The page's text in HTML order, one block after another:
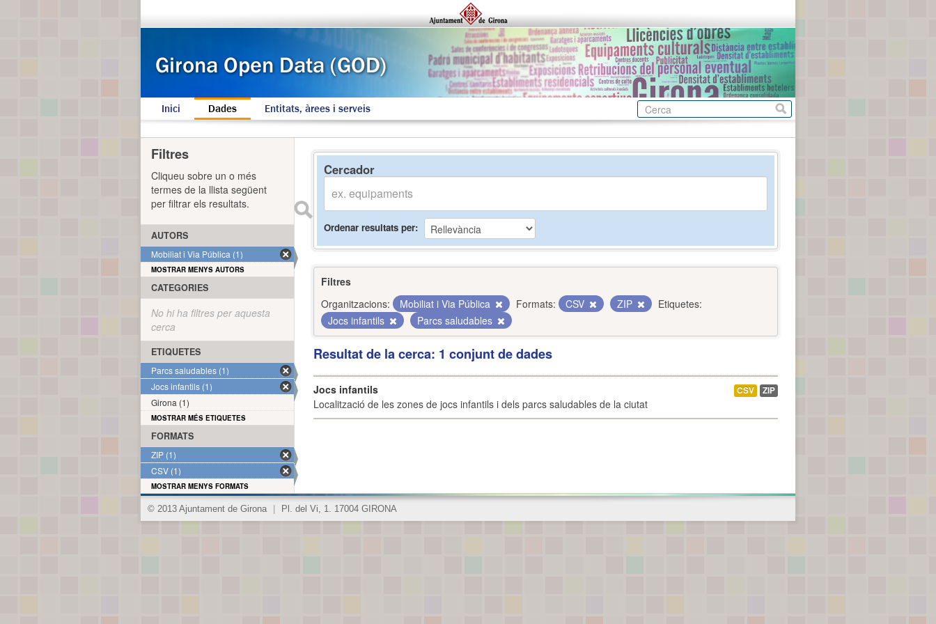
Inici Dades Entitats, àrees i serveis
Cercador
Ordenar resultats per
Filtres
Organitzacions:
Mobiliat i Via Pública Formats: CSV ZIP
Etiquetes:
Jocs infantils
Parcs saludables
Resultat de la cerca: 1 conjunt de dades
Jocs infantils
Localització de les zones de jocs infantils i dels parcs saludables de la ciutat
CSV ZIP
Filtres
Cliqueu sobre un o més
termes de la llista següent
per filtrar els resultats.
AUTORS
Mobiliat i Via Pública (1)
MOSTRAR MENYS AUTORS
CATEGORIES
No hi ha filtres per aquesta
cerca
ETIQUETES
Parcs saludables (1)
Jocs infantils (1)
Girona (1)
MOSTRAR MÉS ETIQUETES
FORMATS
ZIP (1)
CSV (1)
MOSTRAR MENYS FORMATS
© 2013 Ajuntament de Girona Pl. del Vi, 1. 17004 GIRONA